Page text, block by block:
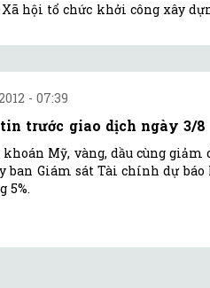
Xã hội tổ chức khởi công xây
- 07:39
trước giao dịch ngày 3/8
khoán Mỹ, vàng, dầu cùng
ban Giám sát Tài chính dự báo
5%.